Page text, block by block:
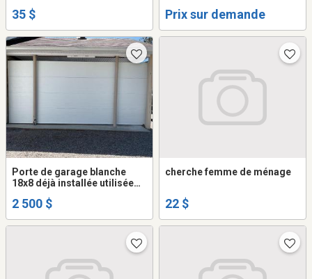
35 $ Prix sur demande
Porte de garage blanche
18x8 déjà installée utilisée
quincaillerie comprise
2 500 $
cherche femme de ménage
22 $